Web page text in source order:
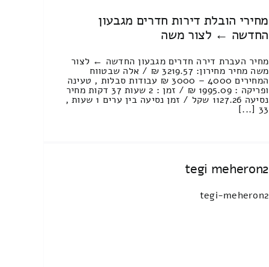
מחירי הובלת דירות חדרים מגבעון
החדשה ← לצור משה
מחיר העברת דירה חדרים מגבעון החדשה ← לצור
משה מחיר מחירון: 3219.57 ₪ / אלה שבטווח
המחירים 4000 – 3000 ₪ עבודות סבלות , טעינה
ופריקה : 1995.09 ₪ / זמן : 2 שעות 37 דקות מחיר
נסיעה 1127.26 שקל / זמן נסיעה בין ערים 1 שעות ,
33 [...]
tegi meheron2
tegi-meheron2